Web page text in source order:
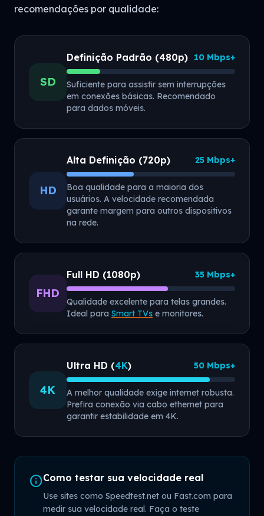
recomendações por qualidade:
SD
Definição Padrão (480p) 10 Mbps+
Suficiente para assistir sem interrupções
em conexões básicas. Recomendado
para dados móveis.
HD
Alta Definição (720p) 25 Mbps+
Boa qualidade para a maioria dos
usuários. A velocidade recomendada
garante margem para outros dispositivos
na rede.
FHD
Full HD (1080p) 35 Mbps+
Qualidade excelente para telas grandes.
Ideal para Smart TVs e monitores.
4K
Ultra HD (4K) 50 Mbps+
A melhor qualidade exige internet robusta.
Prefira conexão via cabo ethernet para
garantir estabilidade em 4K.
infoComo testar sua velocidade real
Use sites como Speedtest.net ou Fast.com para
medir sua velocidade real. Faça o teste